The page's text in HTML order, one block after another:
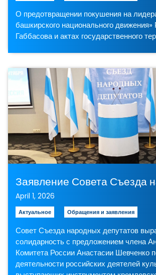
О предотвращении покушения на
башкирского национального движения»
Габбасова и актах государственного
Заявление Совета Съезда
April 1, 2026
Актуальное Обращения и заявления
Совет Съезда народных депутатов
солидарность с предложением члена
Комитета России Анастасии Шевченко
деятельности российских деятелей